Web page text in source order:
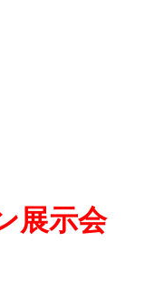
展示会